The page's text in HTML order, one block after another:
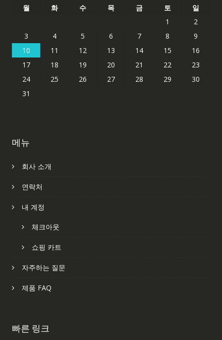
월 화 수 목 금 토
일
1
2
3
4 5 6 7 8
9
10
11 12 13 14 15
16
17
18 19 20 21 22
23
24
25 26 27 28 29
30
31
메뉴
회사 소개
연락처
내 계정
체크아웃
쇼핑 카트
자주하는 질문
제품 FAQ
빠른 링크